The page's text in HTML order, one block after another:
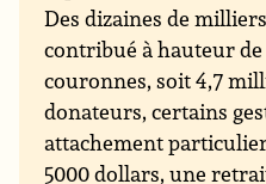
Des dizaines de
contribué à hauteur de
couronnes, soit 4,7
donateurs, certains
attachement
5000 dollars, une